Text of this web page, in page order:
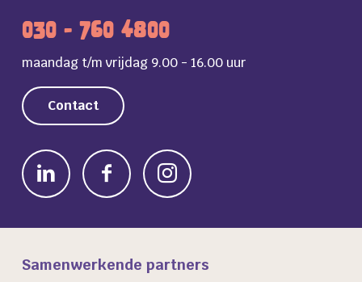
030 - 760 4800
maandag t/m vrijdag 9.00 - 16.00 uur
Contact
Samenwerkende partners